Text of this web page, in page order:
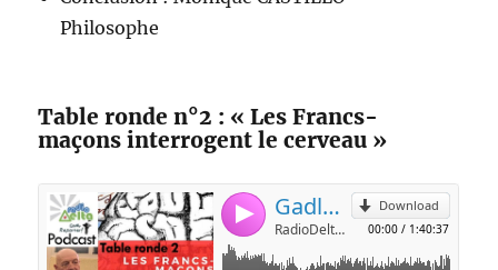
Philosophe
Table ronde n°2 : « Les Francs-
maçons interrogent le cerveau »